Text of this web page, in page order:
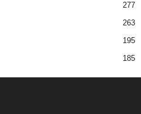
277
263
195
185